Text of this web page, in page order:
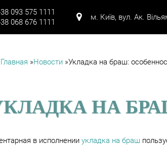
093 575 1111
068 676 1111
м. Київ, вул. Ак.
Главная »Новости »Укладка на браш:
НА
в исполнении укладка на браш